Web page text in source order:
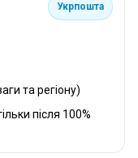
Укрпошта
та регіону)
після 100%